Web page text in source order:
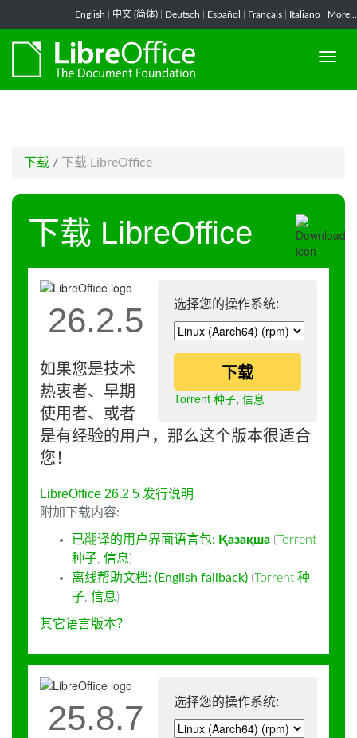
English 中文 (简体) Deutsch Español Français Italiano More...
下载 / 下载 LibreOffice
下载 LibreOffice
选择您的操作系统:
下载
Torrent 种子, 信息
26.2.5
如果您是技术
热衷者、早期
使用者、或者
是有经验的用户，那么这个版本很适合
您！
LibreOffice 26.2.5 发行说明
附加下载内容:
已翻译的用户界面语言包: Қазақша (Torrent
种子, 信息)
离线帮助文档: (English fallback) (Torrent 种
子, 信息)
其它语言版本？
选择您的操作系统:
25.8.7